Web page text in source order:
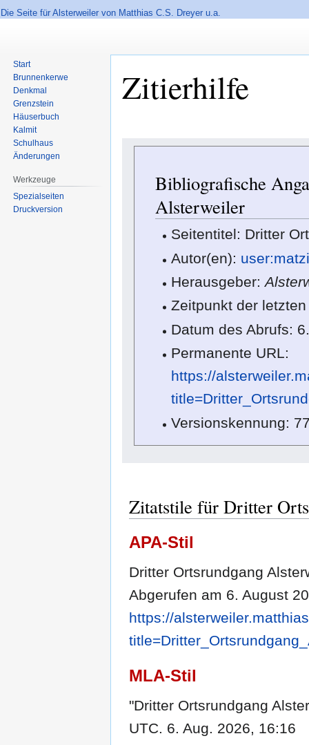
Die Seite für Alsterweiler von Matthias C.S. Dreyer u.a.
Zitierhilfe
Zur
springen
Zur
springenBibliografische
Alsterweiler
Seitentitel: Dritter
Autor(en):
Herausgeber:
Zeitpunkt der
Datum des Abrufs:
Permanente URL:
https://
Versionskennung:
Zitatstile für Dritter
APA-Stil
Dritter Ortsrundgang
Abgerufen am 6. August
https://
MLA-Stil
"Dritter Ortsrundgang
UTC. 6. Aug. 2026, 16:16
Start
Brunnenkerwe
Denkmal
Grenzstein
Häuserbuch
Kalmit
Schulhaus
Änderungen
Werkzeuge
Spezialseiten
Druckversion